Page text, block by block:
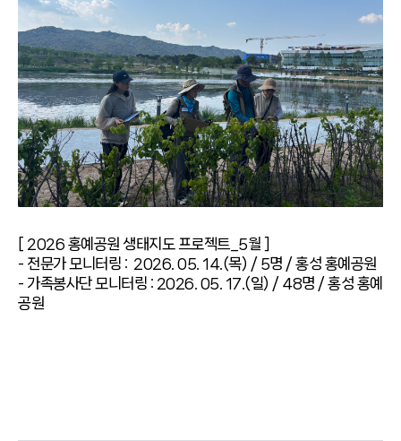
[ 2026 홍예공원 생태지도 프로젝트_5월 ]
- 전문가 모니터링 : 2026. 05. 14.(목) / 5명 / 홍성 홍예공원
- 가족봉사단 모니터링 : 2026. 05. 17.(일) / 48명 / 홍성 홍예
공원